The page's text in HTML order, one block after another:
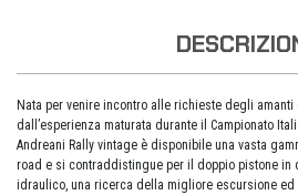
Nata per venire incontro alle richieste degli
dall’esperienza maturata durante il Campionato
Andreani Rally vintage è disponibile una vasta
road e si contraddistingue per il doppio pistone in
idraulico, una ricerca della migliore escursione